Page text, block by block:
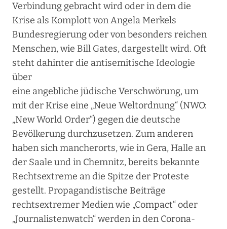
Verbindung gebracht wird oder in dem die
Krise als Komplott von Angela Merkels
Bundesregierung oder von besonders reichen
Menschen, wie Bill Gates, dargestellt wird. Oft
steht dahinter die antisemitische Ideologie
über
eine angebliche jüdische Verschwörung, um
mit der Krise eine „Neue Weltordnung“ (NWO:
„New World Order“) gegen die deutsche
Bevölkerung durchzusetzen. Zum anderen
haben sich mancherorts, wie in Gera, Halle an
der Saale und in Chemnitz, bereits bekannte
Rechtsextreme an die Spitze der Proteste
gestellt. Propagandistische Beiträge
rechtsextremer Medien wie „Compact“ oder
„Journalistenwatch“ werden in den Corona-